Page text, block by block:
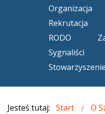
Organizacja
Rekrutacja
RODO
Sygnaliści
Jesteś tutaj: Start
O